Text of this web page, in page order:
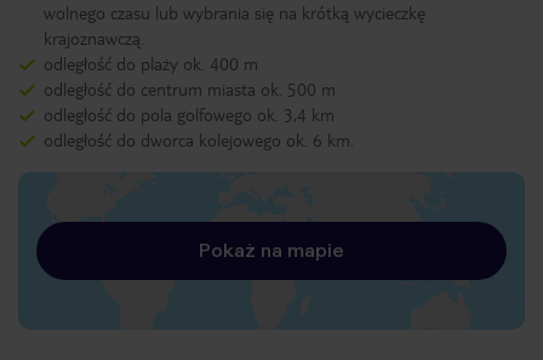
wolnego czasu lub wybrania się na krótką wycieczkę
krajoznawczą.
odległość do plaży ok. 400 m
odległość do centrum miasta ok. 500 m
odległość do pola golfowego ok. 3,4 km
odległość do dworca kolejowego ok. 6 km.
Pokaż na mapie